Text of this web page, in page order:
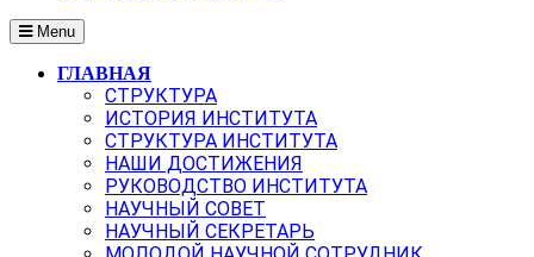
Menu
ГЛАВНАЯ
СТРУКТУРА
ИСТОРИЯ ИНСТИТУТА
СТРУКТУРА ИНСТИТУТА
НАШИ ДОСТИЖЕНИЯ
РУКОВОДСТВО ИНСТИТУТА
НАУЧНЫЙ СОВЕТ
НАУЧНЫЙ СЕКРЕТАРЬ